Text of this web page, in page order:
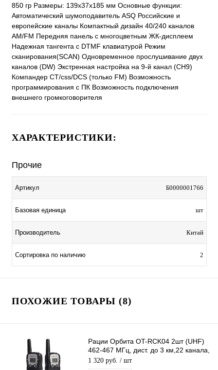
850 гр Размеры: 139x37x185 мм Основные функции:
Автоматический шумоподавитель ASQ Российские и
европейские каналы Компактный дизайн 40/240 каналов
AM/FM Передняя панель с многоцветным ЖК-дисплеем
Надежная тангента с DTMF клавиатурой Режим
сканирования(SCAN) Одновременное прослушивание двух
каналов (DW) Экстренная настройка на 9-й канал (CH9)
Компандер CT/css/DCS (только FM) Возможность
программирования с ПК Возможность подключения
внешнего громкоговорителя
ХАРАКТЕРИСТИКИ:
Прочие
Артикул Б0000001766
Базовая единица шт
Производитель Китай
Сортировка по наличию 2
ПОХОЖИЕ ТОВАРЫ (8)
Рации Орбита OT-RCK04 2шт (UHF)
462-467 МГц, дист. до 3 км,22 канала,
дисплей, фонарик, автосканиров
1 320 руб. / шт